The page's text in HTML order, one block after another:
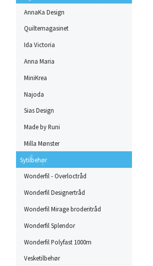
AnnaKa Design
Quiltemagasinet
Ida Victoria
Anna Maria
MiniKrea
Najoda
Sias Design
Made by Runi
Milla Mønster
Sytilbehør
Wonderfil - Overloctråd
Wonderfil Designertråd
Wonderfil Mirage broderitråd
Wonderfil Splendor
Wonderfil Polyfast 1000m
Vesketilbehør